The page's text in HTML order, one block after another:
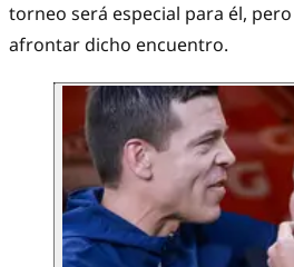
torneo será especial para él,
afrontar dicho encuentro.